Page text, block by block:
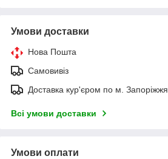
Умови доставки
Нова Пошта
Самовивіз
Доставка кур'єром по м. Запоріжжя
Всі умови доставки
Умови оплати